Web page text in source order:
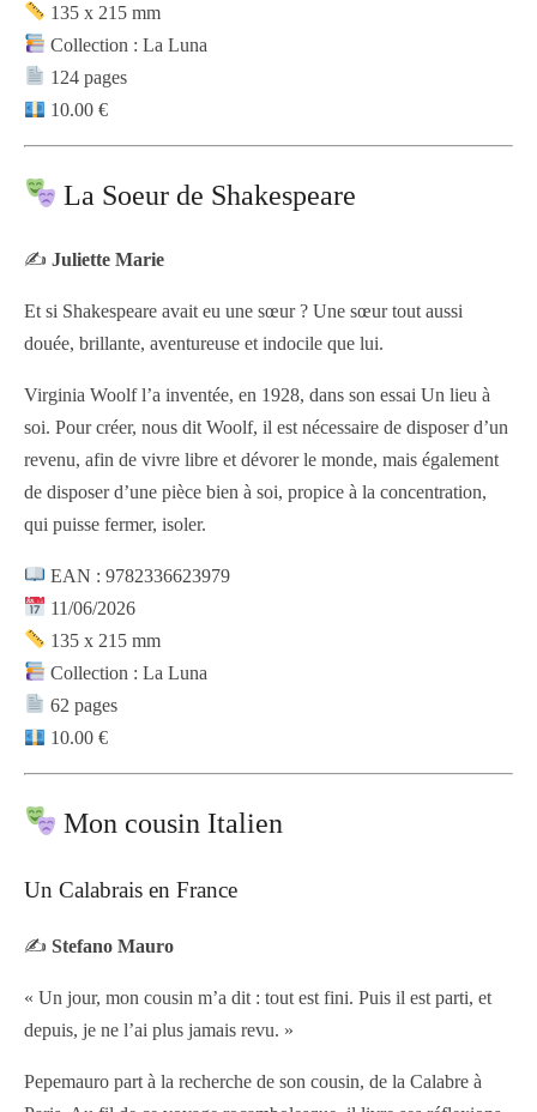
135 x 215 mm
Collection : La Luna
124 pages
10.00 €
La Soeur de Shakespeare
✍️ Juliette Marie
Et si Shakespeare avait eu une sœur ? Une sœur tout aussi
douée, brillante, aventureuse et indocile que lui.
Virginia Woolf l’a inventée, en 1928, dans son essai Un lieu à
soi. Pour créer, nous dit Woolf, il est nécessaire de disposer d’un
revenu, afin de vivre libre et dévorer le monde, mais également
de disposer d’une pièce bien à soi, propice à la concentration,
qui puisse fermer, isoler.
EAN : 9782336623979
11/06/2026
135 x 215 mm
Collection : La Luna
62 pages
10.00 €
Mon cousin Italien
Un Calabrais en France
✍️ Stefano Mauro
« Un jour, mon cousin m’a dit : tout est fini. Puis il est parti, et
depuis, je ne l’ai plus jamais revu. »
Pepemauro part à la recherche de son cousin, de la Calabre à